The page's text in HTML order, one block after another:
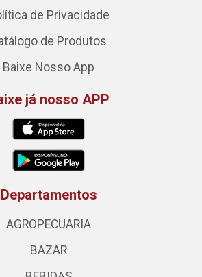
de Privacidade
de Produtos
Baixe Nosso App
já nosso APP
Departamentos
AGROPECUARIA
BAZAR